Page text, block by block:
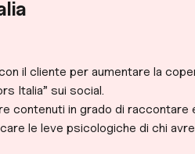
il cliente per aumentare la
Italia” sui social.
contenuti in grado di raccontare
le leve psicologiche di chi